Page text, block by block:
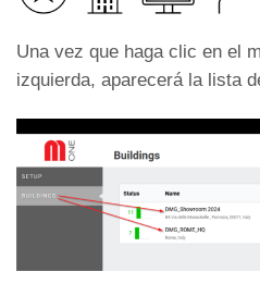
Una vez que haga clic en el
izquierda, aparecerá la lista